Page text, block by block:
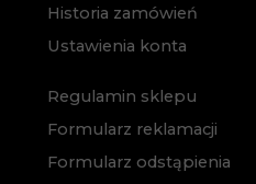
Historia zamówień
Ustawienia konta
Regulamin sklepu
Formularz reklamacji
Formularz odstąpienia